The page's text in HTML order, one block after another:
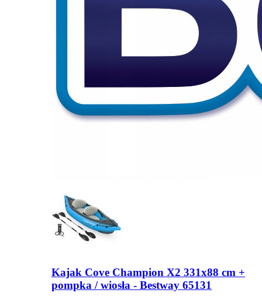
Kajak Cove Champion X2 331x88 cm +
pompka / wiosła - Bestway 65131